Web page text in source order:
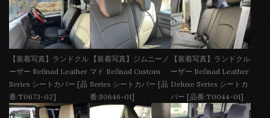
【装着写真】ランドクル
ーザー Refinad Leather
Series シートカバー [品
番:T0673-02]
【装着写真】ジムニーノ
マド Refinad Custom
Series シートカバー [品
番:S0646-01]
【装着写真】ランドクル
ーザー Refinad Leather
Deluxe Series シートカ
バー [品番:T0044-01]